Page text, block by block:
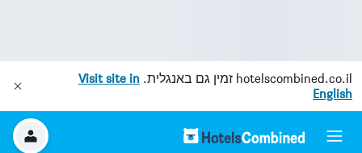
hotelscombined.co.il זמין גם באנגלית. Visit site in
English